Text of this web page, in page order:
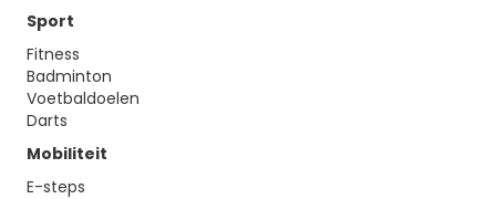
Sport
Fitness
Badminton
Voetbaldoelen
Darts
Mobiliteit
E-steps